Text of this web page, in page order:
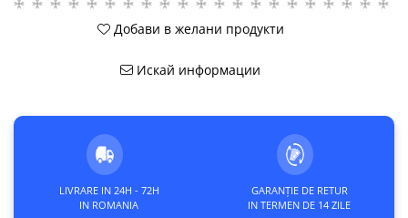
Добави в желани продукти
Искай информации
LIVRARE IN 24H - 72H
IN ROMANIA
GARANȚIE DE RETUR
IN TERMEN DE 14 ZILE